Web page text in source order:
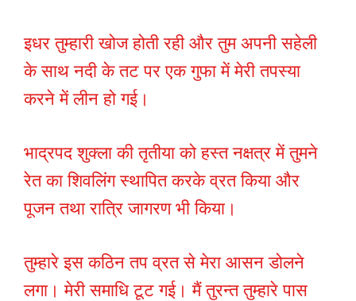
इधर तुम्हारी खोज होती रही और तुम अपनी सहेली
के साथ नदी के तट पर एक गुफा में मेरी तपस्या
करने में लीन हो गई।
भाद्रपद शुक्ला की तृतीया को हस्त नक्षत्र में तुमने
रेत का शिवलिंग स्थापित करके व्रत किया और
पूजन तथा रात्रि जागरण भी किया।
तुम्हारे इस कठिन तप व्रत से मेरा आसन डोलने
लगा। मेरी समाधि टूट गई। मैं तुरन्त तुम्हारे पास